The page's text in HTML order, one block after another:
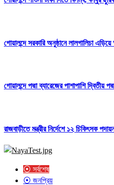
গোয়ালন্দে সরকারি অনুষ্ঠানে লালগালিচা
গোয়ালন্দে পদ্মা ব্যারেজের পাশাপাশি দ্বিতীয়
রাজবাড়ীতে মন্ত্রীর নির্দেশে ১২ চিকিৎসক
⦿ সর্বশেষ
⦿ জনপ্রিয়